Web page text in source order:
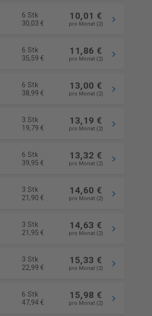
6 Stk
30,03 €
10,01 €
pro Monat (2)
6 Stk
35,59 €
11,86 €
pro Monat (2)
6 Stk
38,99 €
13,00 €
pro Monat (2)
3 Stk
19,79 €
13,19 €
pro Monat (2)
6 Stk
39,95 €
13,32 €
pro Monat (2)
3 Stk
21,90 €
14,60 €
pro Monat (2)
3 Stk
21,95 €
14,63 €
pro Monat (2)
3 Stk
22,99 €
15,33 €
pro Monat (2)
6 Stk
47,94 €
15,98 €
pro Monat (2)